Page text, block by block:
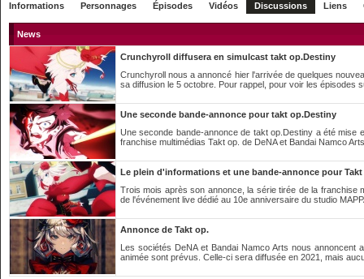
Informations Personnages Épisodes Vidéos Discussions Liens
News
Crunchyroll diffusera en simulcast takt op.Destiny
Crunchyroll nous a annoncé hier l'arrivée de quelques
sa diffusion le 5 octobre. Pour rappel, pour voir les épisodes
Une seconde bande-annonce pour takt op.Destiny
Une seconde bande-annonce de takt op.Destiny a été mise
franchise multimédias Takt op. de DeNA et Bandai Namco
Le plein d'informations et une bande-annonce pour Takt
Trois mois après son annonce, la série tirée de la franchise
de l'événement live dédié au 10e anniversaire du studio
Annonce de Takt op.
Les sociétés DeNA et Bandai Namco Arts nous annoncent
animée sont prévus. Celle-ci sera diffusée en 2021, mais